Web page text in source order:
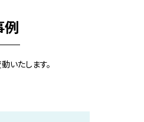
例
いたします。